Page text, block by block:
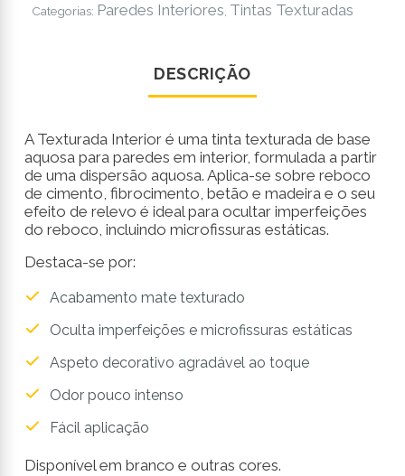
Categorias: Paredes Interiores Tintas Texturadas
DESCRIÇÃO
A Texturada Interior é uma tinta texturada de base
aquosa para paredes em interior, formulada a partir
de uma dispersão aquosa. Aplica-se sobre reboco
de cimento, fibrocimento, betão e madeira e o seu
efeito de relevo é ideal para ocultar imperfeições
do reboco, incluindo microfissuras estáticas.
Destaca-se por:
Acabamento mate texturado
Oculta imperfeições e microfissuras estáticas
Aspeto decorativo agradável ao toque
Odor pouco intenso
Fácil aplicação
Disponível em branco e outras cores.